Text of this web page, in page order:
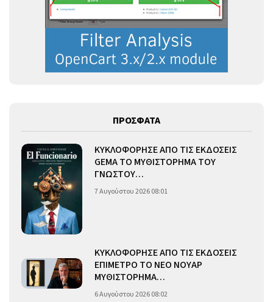
ΠΡΟΣΦΑΤΑ
ΚΥΚΛΟΦΟΡΗΣΕ ΑΠΟ ΤΙΣ ΕΚΔΟΣΕΙΣ
GEMA ΤΟ ΜΥΘΙΣΤΟΡΗΜΑ ΤΟΥ
ΓΝΩΣΤΟΥ…
7 Αυγούστου 2026 08:01
ΚΥΚΛΟΦΟΡΗΣΕ ΑΠΟ ΤΙΣ ΕΚΔΟΣΕΙΣ
ΕΠΙΜΕΤΡΟ ΤΟ ΝΕΟ ΝΟΥΑΡ
ΜΥΘΙΣΤΟΡΗΜΑ…
6 Αυγούστου 2026 08:02